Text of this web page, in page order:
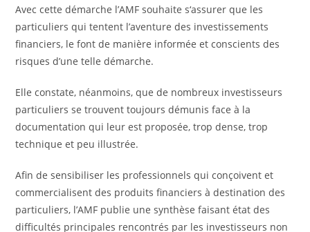
Avec cette démarche l’AMF souhaite s‘assurer que les
particuliers qui tentent l’aventure des investissements
financiers, le font de manière informée et conscients des
risques d’une telle démarche.
Elle constate, néanmoins, que de nombreux investisseurs
particuliers se trouvent toujours démunis face à la
documentation qui leur est proposée, trop dense, trop
technique et peu illustrée.
Afin de sensibiliser les professionnels qui conçoivent et
commercialisent des produits financiers à destination des
particuliers, l’AMF publie une synthèse faisant état des
difficultés principales rencontrés par les investisseurs non